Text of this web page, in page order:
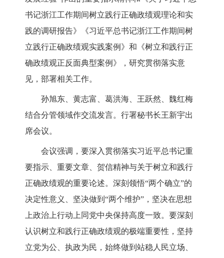
书记浙江工作期间树立践行正确政绩观理论和实
践的调研报告》《习近平总书记浙江工作期间树
立践行正确政绩观实践案例》和《树立和践行正
确政绩观正反面典型案例》，研究贯彻落实意
见，部署相关工作。
孙旭东、黄志富、葛洪海、王跃然、魏红梅
结合分管领域作交流发言。行署秘书长王新宇出
席会议。
会议强调，要深入贯彻落实习近平总书记重
要指示、重要文章、贺信精神与关于树立和践行
正确政绩观的重要论述。 深刻领悟“两个确立”的
决定性意义、坚决做到“两个维护”，坚决在思想
上政治上行动上同党中央保持高度一致。要深刻
认识树立和践行正确政绩观的极端重要性，坚持
立党为公、执政为民，始终做到站稳人民立场、